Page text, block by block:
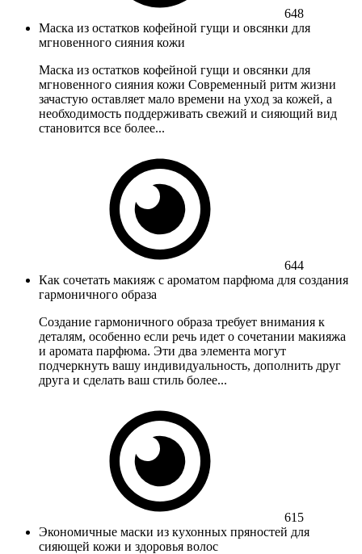
648
Маска из остатков кофейной гущи и овсянки для
мгновенного сияния кожи
Маска из остатков кофейной гущи и овсянки для
мгновенного сияния кожи Современный ритм жизни
зачастую оставляет мало времени на уход за кожей, а
необходимость поддерживать свежий и сияющий вид
становится все более...
644
Как сочетать макияж с ароматом парфюма для создания
гармоничного образа
Создание гармоничного образа требует внимания к
деталям, особенно если речь идет о сочетании макияжа
и аромата парфюма. Эти два элемента могут
подчеркнуть вашу индивидуальность, дополнить друг
друга и сделать ваш стиль более...
615
Экономичные маски из кухонных пряностей для
сияющей кожи и здоровья волос